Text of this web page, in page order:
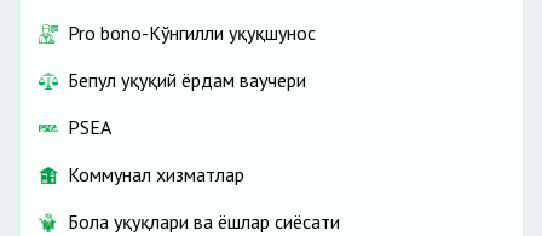
Pro bono-Кўнгилли ҳуқуқшунос
Бепул ҳуқуқий ёрдам ваучери
PSEA
Коммунал хизматлар
Бола ҳуқуқлари ва ёшлар сиёсати